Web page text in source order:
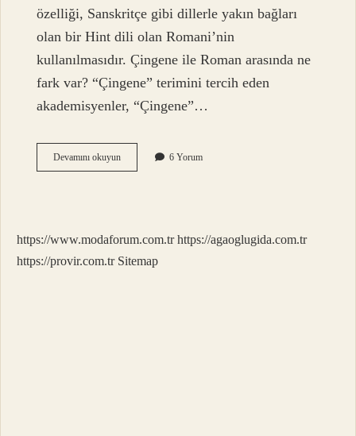
özelliği, Sanskritçe gibi dillerle yakın bağları
olan bir Hint dili olan Romani’nin
kullanılmasıdır. Çingene ile Roman arasında ne
fark var? “Çingene” terimini tercih eden
akademisyenler, “Çingene”…
Devamını okuyunÇingene
Ile
6 Yorum
https://www.modaforum.com.tr https://agaoglugida.com.tr
https://provir.com.tr Sitemap